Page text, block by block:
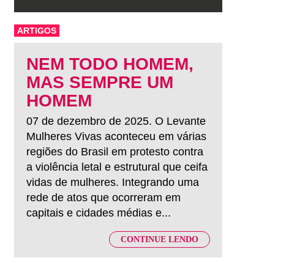
ARTIGOS
NEM TODO HOMEM,
MAS SEMPRE UM
HOMEM
07 de dezembro de 2025. O Levante
Mulheres Vivas aconteceu em várias
regiões do Brasil em protesto contra
a violência letal e estrutural que ceifa
vidas de mulheres. Integrando uma
rede de atos que ocorreram em
capitais e cidades médias e...
CONTINUE LENDO